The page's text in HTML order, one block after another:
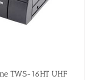
TWS-16HT UHF